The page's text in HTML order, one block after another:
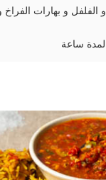
الفلفل و بهارات
لمدة ساعة